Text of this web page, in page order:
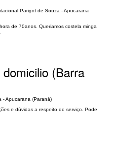
Parigot de Souza - Apucarana
de 70anos. Queriamos costela minga
(Barra
- Apucarana (Paraná)
e dúvidas a respeito do serviço. Pode